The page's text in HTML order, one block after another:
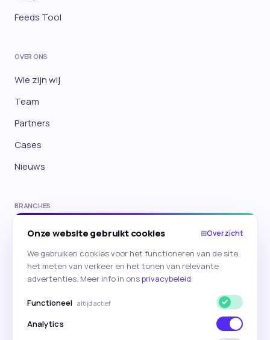
Feeds Tool
OVER ONS
Wie zijn wij
Team
Partners
Cases
Nieuws
BRANCHES
E-commerce
Travel
Onderwijs
Onze website gebruikt cookies ⊞Overzicht
We gebruiken cookies voor het functioneren van de site,
het meten van verkeer en het tonen van relevante
advertenties. Meer info in onsprivacybeleid.
Functioneel altijd actief
Analytics